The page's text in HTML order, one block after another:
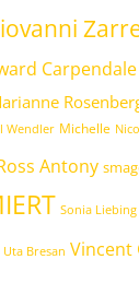
Carpendale
Wendler Michelle
Antony
Sonia Liebing
Uta Bresan Vincent